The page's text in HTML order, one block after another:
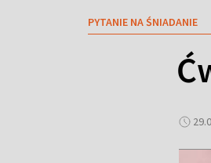
PYTANIE NA ŚNIADANIE